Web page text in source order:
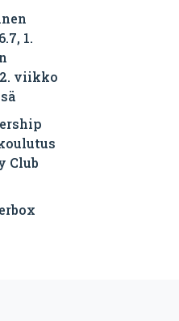
1.
viikko
Club